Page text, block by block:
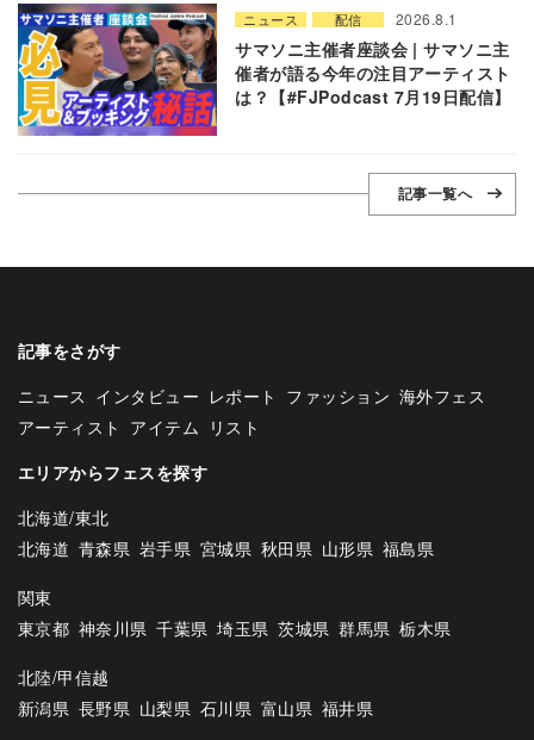
ニュース 配信 2026.8.1
サマソニ主催者座談会 | サマソニ主
催者が語る今年の注目アーティスト
は？【#FJPodcast 7月19日配信】
記事一覧へ
記事をさがす
ニュース インタビュー レポート ファッション 海外フェス
アーティスト アイテム
リスト
エリアからフェスを探す
北海道/東北
北海道 青森県 岩手県 宮城県 秋田県 山形県 福島県
関東
東京都 神奈川県 千葉県 埼玉県 茨城県 群馬県 栃木県
北陸/甲信越
新潟県 長野県 山梨県 石川県 富山県 福井県